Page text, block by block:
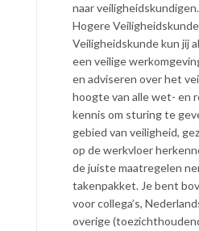
naar
Hogere
Veiligheidskunde kun jij
een veilige
en adviseren over het
hoogte van alle wet- en
kennis om sturing te
gebied van veiligheid,
op de werkvloer
de juiste maatregelen
takenpakket. Je bent
voor collega’s,
overige